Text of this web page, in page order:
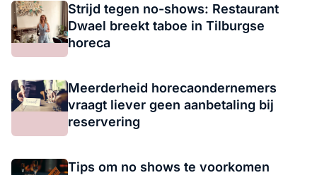
Strijd tegen no-shows: Restaurant
Dwael breekt taboe in Tilburgse
horeca
Meerderheid horecaondernemers
vraagt liever geen aanbetaling bij
reservering
Tips om no shows te voorkomen